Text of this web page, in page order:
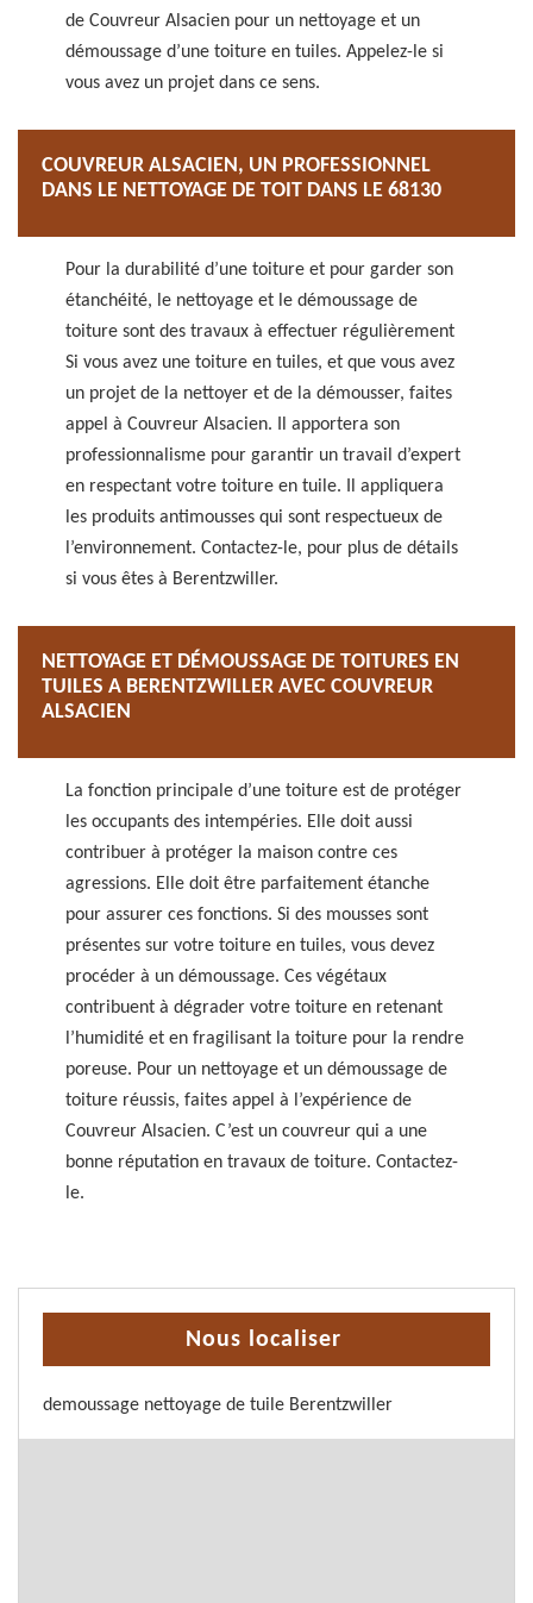
de Couvreur Alsacien pour un nettoyage et un
démoussage d’une toiture en tuiles. Appelez-le si
vous avez un projet dans ce sens.
COUVREUR ALSACIEN, UN PROFESSIONNEL
DANS LE NETTOYAGE DE TOIT DANS LE 68130
Pour la durabilité d’une toiture et pour garder son
étanchéité, le nettoyage et le démoussage de
toiture sont des travaux à effectuer régulièrement
Si vous avez une toiture en tuiles, et que vous avez
un projet de la nettoyer et de la démousser, faites
appel à Couvreur Alsacien. Il apportera son
professionnalisme pour garantir un travail d’expert
en respectant votre toiture en tuile. Il appliquera
les produits antimousses qui sont respectueux de
l’environnement. Contactez-le, pour plus de détails
si vous êtes à Berentzwiller.
NETTOYAGE ET DÉMOUSSAGE DE TOITURES EN
TUILES A BERENTZWILLER AVEC COUVREUR
ALSACIEN
La fonction principale d’une toiture est de protéger
les occupants des intempéries. Elle doit aussi
contribuer à protéger la maison contre ces
agressions. Elle doit être parfaitement étanche
pour assurer ces fonctions. Si des mousses sont
présentes sur votre toiture en tuiles, vous devez
procéder à un démoussage. Ces végétaux
contribuent à dégrader votre toiture en retenant
l’humidité et en fragilisant la toiture pour la rendre
poreuse. Pour un nettoyage et un démoussage de
toiture réussis, faites appel à l’expérience de
Couvreur Alsacien. C’est un couvreur qui a une
bonne réputation en travaux de toiture. Contactez-
le.
Nous localiser
demoussage nettoyage de tuile Berentzwiller